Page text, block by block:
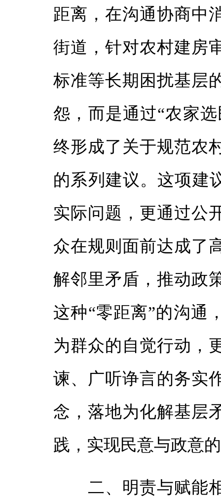
距离，在沟通协商中
街道，针对农村建房
标准等长期困扰基层
怨，而是通过“农家
终形成了关于规范农
的系列建议。这项建
实际问题，更通过公
众在规则面前达成了
解邻里矛盾，推动政
这种“零距离”的沟通
为群众的自觉行动，
谏、广听诤言的务实
念，落地为化解基层
践，实现民意与政意
二、明责与赋能相